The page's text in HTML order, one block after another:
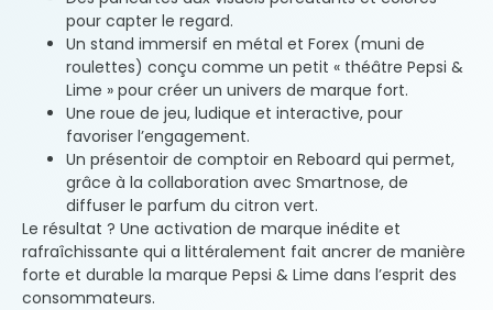
pour capter le regard.
Un stand immersif en métal et Forex (muni de
roulettes) conçu comme un petit « théâtre Pepsi &
Lime » pour créer un univers de marque fort.
Une roue de jeu, ludique et interactive, pour
favoriser l’engagement.
Un présentoir de comptoir en Reboard qui permet,
grâce à la collaboration avec Smartnose, de
diffuser le parfum du citron vert.
Le résultat ? Une activation de marque inédite et
rafraîchissante qui a littéralement fait ancrer de manière
forte et durable la marque Pepsi & Lime dans l’esprit des
consommateurs.